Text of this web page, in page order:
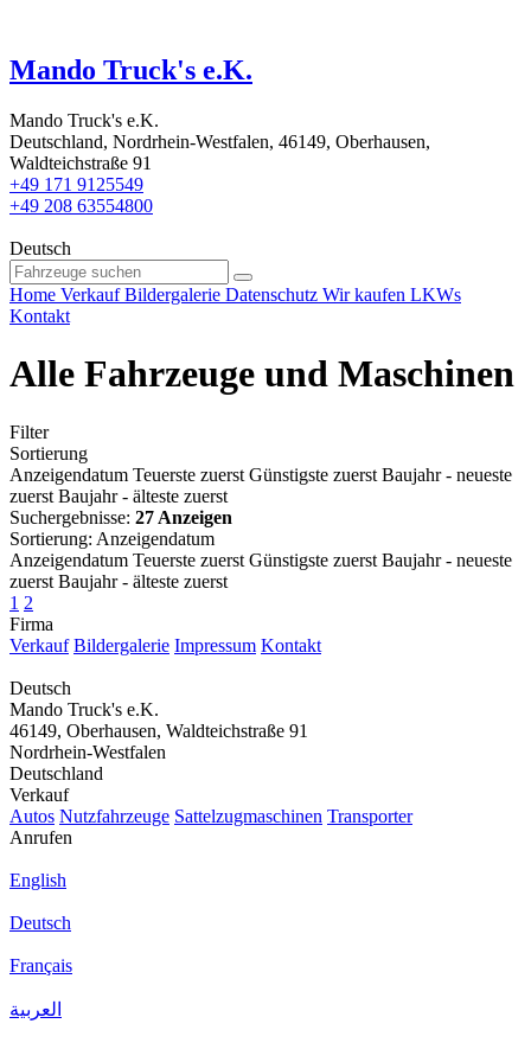
Mando Truck's e.K.
Mando Truck's e.K.
Deutschland, Nordrhein-Westfalen, 46149, Oberhausen,
Waldteichstraße 91
+49 171 9125549
+49 208 63554800
Deutsch
Home Verkauf Bildergalerie Datenschutz Wir kaufen LKWs
Kontakt
Alle Fahrzeuge und Maschinen
Filter
Sortierung
Anzeigendatum Teuerste zuerst Günstigste zuerst Baujahr - neueste
zuerst Baujahr - älteste zuerst
Suchergebnisse: 27 Anzeigen
Sortierung: Anzeigendatum
Anzeigendatum Teuerste zuerst Günstigste zuerst Baujahr - neueste
zuerst Baujahr - älteste zuerst
1 2
Firma
Verkauf Bildergalerie Impressum Kontakt
Deutsch
Mando Truck's e.K.
46149, Oberhausen, Waldteichstraße 91
Nordrhein-Westfalen
Deutschland
Verkauf
Autos Nutzfahrzeuge Sattelzugmaschinen Transporter
Anrufen
English
Deutsch
Français
العربية